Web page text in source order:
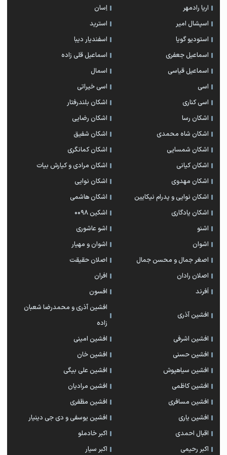
اریا رادمهر
اِسان
اسپشال امیر
استرید
استودیو گویا
اسفندیار دیبا
اسماعیل جعفری
اسماعیل قلی زاده
اسماعیل قیاسی
اسمال
اسی
اسی خیراتی
اسی کناری
اشکان بلندرفتار
اشکان رسا
اشکان رضایی
اشکان شاه محمدی
اشکان شفیق
اشکان شمسایی
اشکان‌ کمانگری
اشکان کیانی
اشکان مرادی و کیارش بیات
اشکان مهدوی
اشکان نوایی
اشکان نوایی و پدرام نیکایین
اشکان هاشمی
اشکان یادگاری
اشکین ۰۰۹۸
اشنو
اشو عاشوری
اشوان
اشوان و مهیار
اصغر جمال و محسن جمال
اصلان حقیقت
اصلان رادان
افران
اَفرند
افسون
افشین آذری
افشین آذری و محمدرضا شعبان
زاده
افشین اشرفی
افشین امینی
افشین حسنی
افشین خان
افشین سیاهپوش
افشین علی بیگی
افشین کاظمی
افشین مرادیان
افشین مسافری
افشین مظفری
افشین یاری
افشین یوسفی و دی جی دینیار
اقبال احمدی
اکبر خادملو
اکبر رحیمی
اکبر سیار